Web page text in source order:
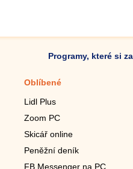
Programy, které si
Oblíbené
Lidl Plus
Zoom PC
Skicář online
Peněžní deník
FB Messenger na PC